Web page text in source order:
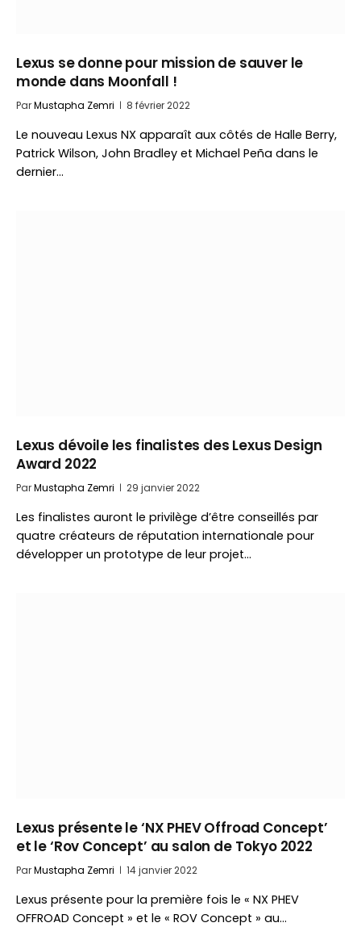
Lexus se donne pour mission de sauver le
monde dans Moonfall !
ParMustapha Zemri 8 février 2022
Le nouveau Lexus NX apparaît aux côtés de Halle Berry,
Patrick Wilson, John Bradley et Michael Peña dans le
dernier…
Lexus dévoile les finalistes des Lexus Design
Award 2022
ParMustapha Zemri 29 janvier 2022
Les finalistes auront le privilège d’être conseillés par
quatre créateurs de réputation internationale pour
développer un prototype de leur projet…
Lexus présente le ‘NX PHEV Offroad Concept’
et le ‘Rov Concept’ au salon de Tokyo 2022
ParMustapha Zemri 14 janvier 2022
Lexus présente pour la première fois le « NX PHEV
OFFROAD Concept » et le « ROV Concept » au…